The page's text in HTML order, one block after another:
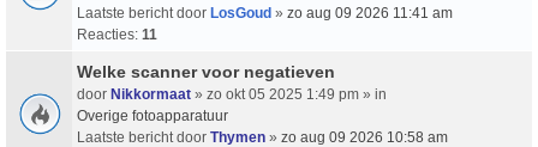
Laatste bericht door LosGoud » zo aug 09 2026 11:41 am
Reacties: 11
Welke scanner voor negatieven
door Nikkormaat » zo okt 05 2025 1:49 pm » in
Overige fotoapparatuur
Laatste bericht door Thymen » zo aug 09 2026 10:58 am